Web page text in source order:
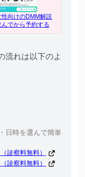
性向けのDMM解説
でから予約する
流れは以下のよ
日時を選んで簡単
診察料無料）
診察料無料）